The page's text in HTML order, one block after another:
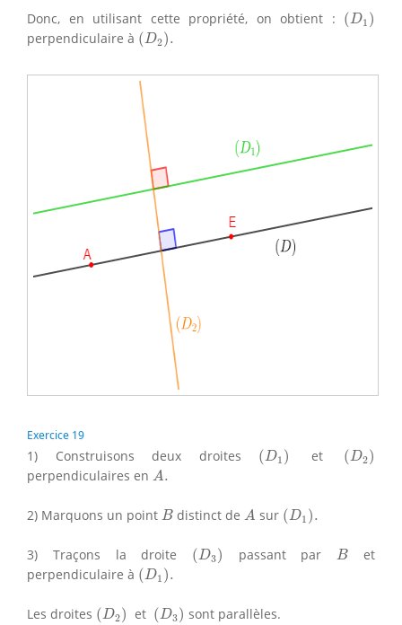
Donc, en utilisant cette propriété, on obtient : (D1 )
(D1 )
perpendiculaire à (D2).
(D2 ).
Exercice 19
1) Construisons deux droites (D1 )
(D1 ) et (D2)
(D2 )
perpendiculaires en A.
A
2) Marquons un point B
B distinct de A
A sur (D1 ).
(D1 ).
3) Traçons la droite (D3)
(D3 ) passant parB
B
et
perpendiculaire à (D1 ).
(D1 ).
Les droites (D2)
(D2 ) et (D3)
(D3 ) sont parallèles.